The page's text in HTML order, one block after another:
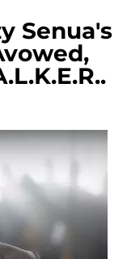
Senua's